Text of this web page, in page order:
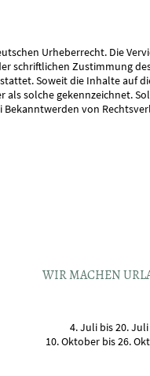
Urheberrecht. Die
schriftlichen Zustimmung
Soweit die Inhalte auf
solche gekennzeichnet.
von
WIR MACHEN
4. Juli bis 20. Juli
10. Oktober bis 26.